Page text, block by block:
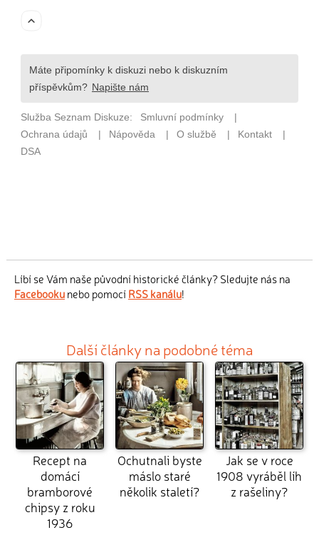
Líbí se Vám naše původní historické články? Sledujte nás na
Facebookunebo pomocí RSS kanálu!
Další články na podobné téma
Recept na
domácí
bramborové
chipsy z roku
1936
Ochutnali byste
máslo staré
několik staletí?
Jak se v roce
1908 vyráběl líh
z rašeliny?